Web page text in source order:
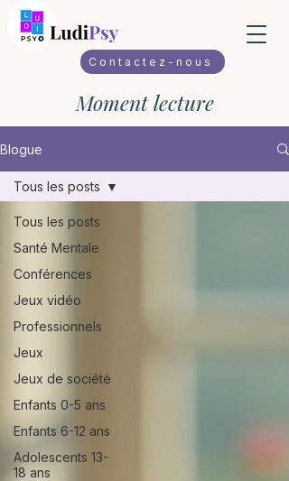
Contactez-nous
Moment lecture
Blogue
Tous les posts
Santé Mentale
Conférences
Jeux vidéo
Professionnels
Jeux
Jeux de société
Enfants 0-5 ans
Enfants 6-12 ans
Adolescents 13-
18 ans
Tous les posts